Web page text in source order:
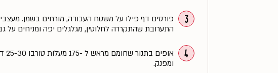
3
פורסים דף פילו על משטח העבודה, מורחים בשמן.
התערובת שהתקררה לחלוטין, מגלגלים יפה ומניחים על
4
ומפנק.